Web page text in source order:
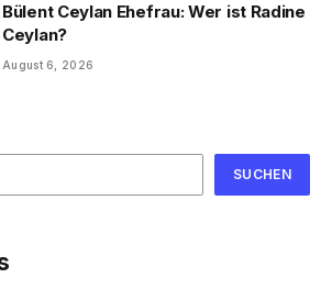
Bülent Ceylan Ehefrau: Wer ist Radine
Ceylan?
August 6, 2026
SUCHEN